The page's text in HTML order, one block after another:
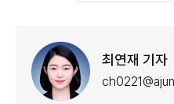
최연재 기자